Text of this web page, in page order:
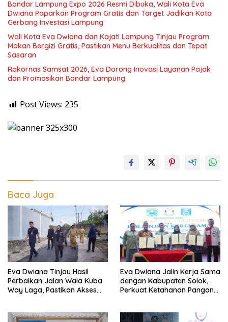
Bandar Lampung Expo 2026 Resmi Dibuka, Wali Kota Eva
Dwiana Paparkan Program Gratis dan Target Jadikan Kota
Gerbang Investasi Lampung
Wali Kota Eva Dwiana dan Kajati Lampung Tinjau Program
Makan Bergizi Gratis, Pastikan Menu Berkualitas dan Tepat
Sasaran
Rakornas Samsat 2026, Eva Dorong Inovasi Layanan Pajak
dan Promosikan Bandar Lampung
Post Views: 235
Baca Juga
Eva Dwiana Tinjau Hasil
Perbaikan Jalan Wala Kuba
Way Laga, Pastikan Akses
Eva Dwiana Jalin Kerja Sama
dengan Kabupaten Solok,
Perkuat Ketahanan Pangan